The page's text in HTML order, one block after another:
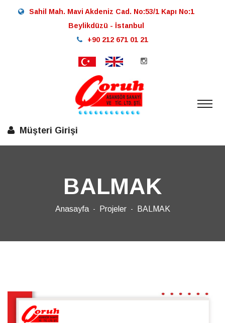
Sahil Mah. Mavi Akdeniz Cad. No:53/1 Kapı No:1
Beylikdüzü - İstanbul
+90 212 671 01 21
Müşteri Girişi
BALMAK
Anasayfa Projeler BALMAK